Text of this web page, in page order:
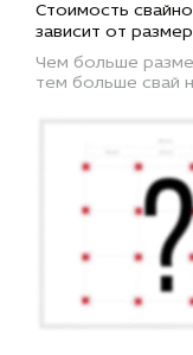
Стоимость
зависит от
Чем больше
тем больше свай